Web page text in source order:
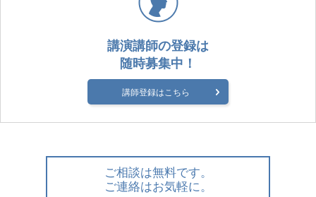
講演講師の登録は
随時募集中！
講師登録はこちら
ご相談は無料です。
ご連絡はお気軽に。